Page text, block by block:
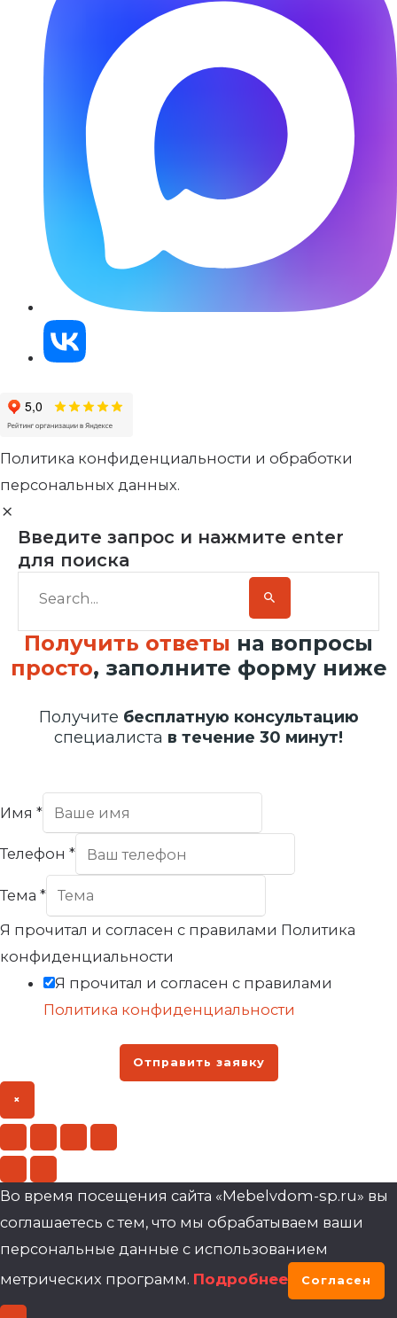
Политика конфиденциальности и обработки
персональных данных.
Введите запрос и нажмите enter
для поиска
Получить ответы на вопросы
просто, заполните форму ниже
Получите бесплатную консультацию
специалиста в течение 30 минут!
Имя *
Телефон *
Тема *
Я прочитал и согласен с правилами Политика
конфиденциальности
Я прочитал и согласен с правилами
Политика конфиденциальности
Отправить заявку
×
Во время посещения сайта «Mebelvdom-sp.ru» вы
соглашаетесь с тем, что мы обрабатываем ваши
персональные данные с использованием
метрических программ. Подробнее Согласен